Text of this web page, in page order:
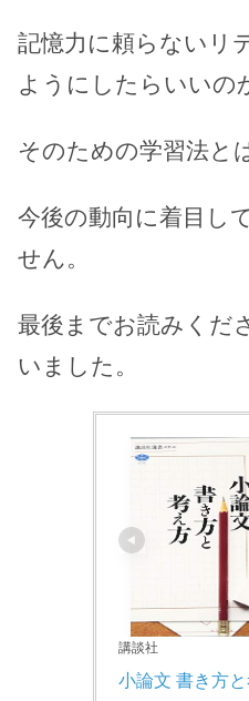
記憶力に頼らないリ
ようにしたらいいの
そのための学習法と
今後の動向に着目し
せん。
最後までお読みくだ
いました。
講談社
小論文 書き方